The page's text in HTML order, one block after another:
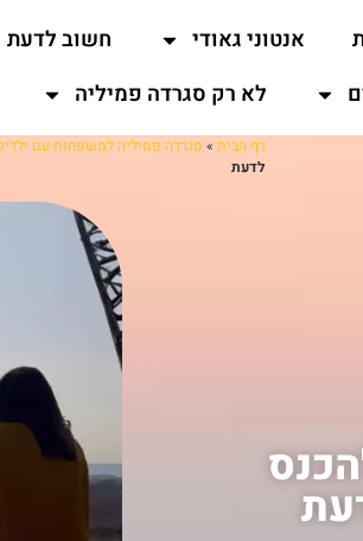
אנטוני גאודי
חשוב לדעת
לא רק סגרדה פמיליה
דף הבית » סגרדה פמיליה למשפחות עם
לדעת